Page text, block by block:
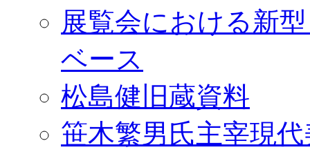
展覧会における新
ベース
松島健旧蔵資料
笹木繁男氏主宰現